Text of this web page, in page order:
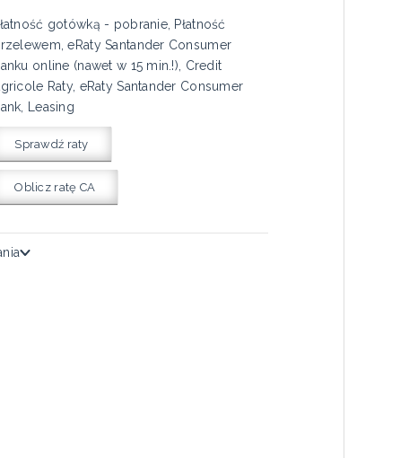
gotówką - pobranie, Płatność
eRaty Santander Consumer
online (nawet w 15 min.!), Credit
Raty, eRaty Santander Consumer
Leasing
Sprawdź raty
Oblicz ratę CA